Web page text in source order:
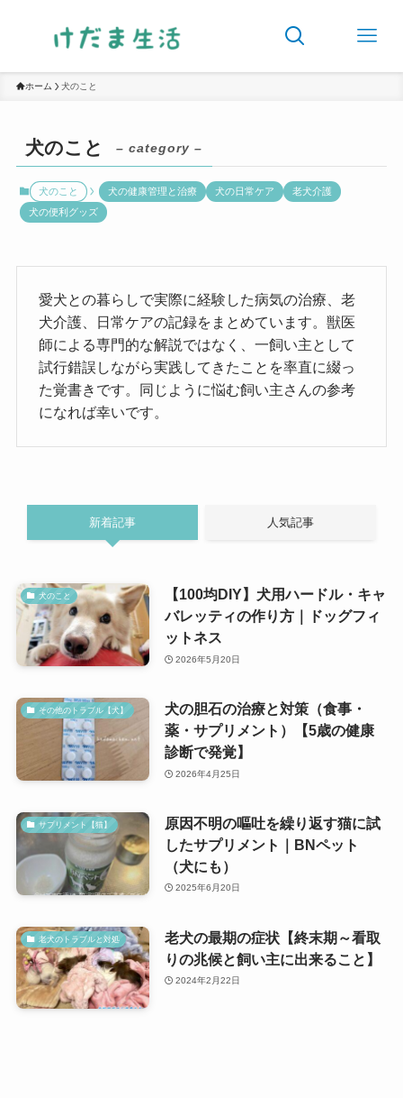
ホーム 犬のこと
犬のこと – category –
犬のこと 犬の健康管理と治療 犬の日常ケア
老犬介護
犬の便利グッズ
愛犬との暮らしで実際に経験した病気の治療、老
犬介護、日常ケアの記録をまとめています。獣医
師による専門的な解説ではなく、一飼い主として
試行錯誤しながら実践してきたことを率直に綴っ
た覚書きです。同じように悩む飼い主さんの参考
になれば幸いです。
新着記事 人気記事
犬のこと
【100均DIY】犬用ハードル・キャ
バレッティの作り方｜ドッグフィ
ットネス
2026年5月20日
その他のトラブル【犬】
犬の胆石の治療と対策（食事・
薬・サプリメント）【5歳の健康
診断で発覚】
2026年4月25日
サプリメント【猫】
原因不明の嘔吐を繰り返す猫に試
したサプリメント｜BNペット
（犬にも）
2025年6月20日
老犬のトラブルと対処
老犬の最期の症状【終末期～看取
りの兆候と飼い主に出来ること】
2024年2月22日